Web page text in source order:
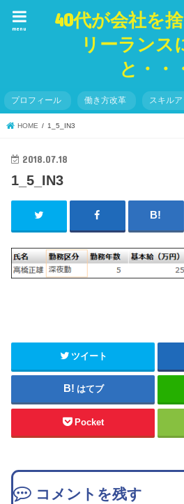
40代が会社を
リーランス
と・・
menu
プロフィール 働き方改革 スキル
HOME 1_5_IN3
2018.07.18
1_5_IN3
ツイート
はてブ
Pocket
コメントを残す